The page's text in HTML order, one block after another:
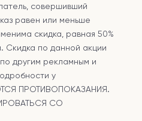
совершивший
равен или меньше
скидка, равная 50%
Скидка по данной акции
другим рекламным и
у
ПРОТИВОПОКАЗАНИЯ.
СО